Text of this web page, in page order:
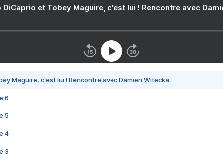
DiCaprio et Tobey Maguire, c'est lui ! Rencontre avec
Maguire, c'est lui ! Rencontre avec Damien Witecka
6
5
4
3